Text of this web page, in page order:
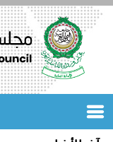
الرئيسية